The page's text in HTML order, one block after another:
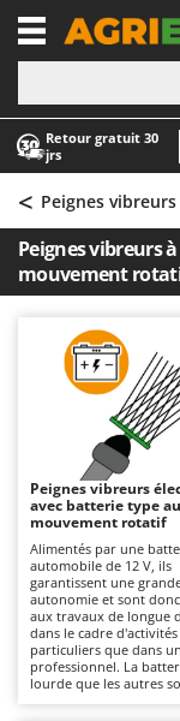
Retour gratuit 30
jrs
-1
A
Abris de jardin
Accessoires
Aérateurs
Arracheuses
Aspirateurs
Aspirateurs
Aspirateurs
Aspirateurs
Atomiseurs
Atomiseurs
Autres
B
Balayeuses
Bancs de
A
AgriEuro
AgriEuro
AGT
Airmec
AL-KO
ALA 2000
Alce
Alpina
Ama
Ambrogio
Annovi
ANTHBOT
Archman
< Peignes
Peignes vibreurs
mouvement
Peignes vibreurs
avec batterie type
mouvement rotatif
Alimentés par une
automobile de 12 V, ils
garantissent une
autonomie et sont
aux travaux de longue
dans le cadre
particuliers que dans
professionnel. La
lourde que les autres